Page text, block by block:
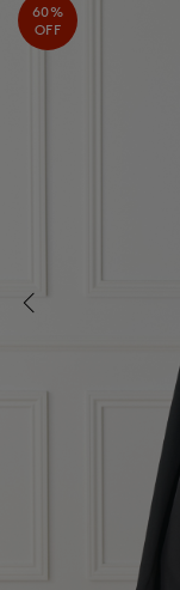
60%
OFF